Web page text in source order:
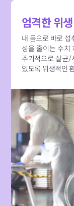
엄격한 위생
내 몸으로 바로 섭
성을 줄이는 수치
주기적으로 살균/
있도록 위생적인